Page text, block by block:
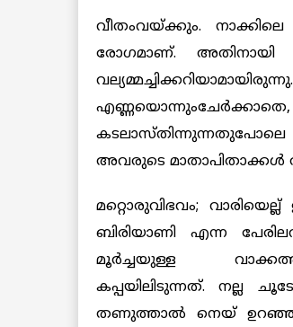
വീതംവയ്ക്കും.
രോഗമാണ്.
കടലാസ്തിന്നുന്നതുപോലെ
അവരുടെ മാതാപിതാക്കള്‍
മറ്റൊരുവിഭവം;
ബിരിയാണി എന്ന
മൂര്‍ച്ചയുള്ള
കപ്പയിലിടുന്നത്. നല്ല
തണുത്താല്‍ നെയ് ഉറഞ്ഞ്